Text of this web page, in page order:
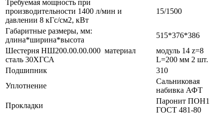
Требуемая мощность при
производительности 1400 л/мин и
давлении 8 кГс/см2, кВт
15/1500
Габаритные размеры, мм:
длина*ширина*высота
515*376*386
Шестерня НШ200.00.00.000 материал
сталь 30ХГСА
модуль 14 z=8
L=200 мм 2 шт.
Подшипник
310
Уплотнение
Сальниковая
набивка АФТ
Прокладки
Паронит ПОН1
ГОСТ 481-80